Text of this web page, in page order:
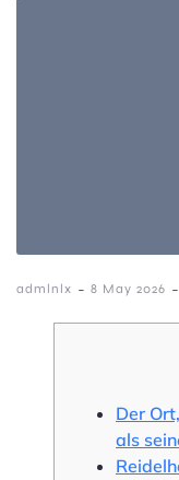
admlnlx - 8 May 2026 -
Der
als